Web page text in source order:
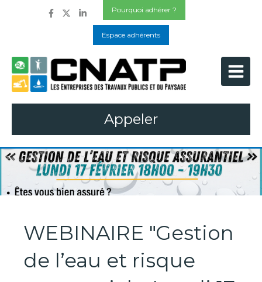
Pourquoi adhérer ?
Espace adhérents
Appeler
WEBINAIRE "Gestion
de l’eau et risque